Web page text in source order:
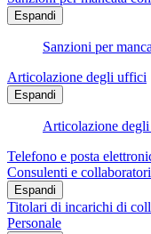
Espandi
Sanzioni per
Articolazione degli uffici
Espandi
Articolazione
Telefono e posta
Consulenti e collaboratori
Espandi
Titolari di incarichi di
Personale